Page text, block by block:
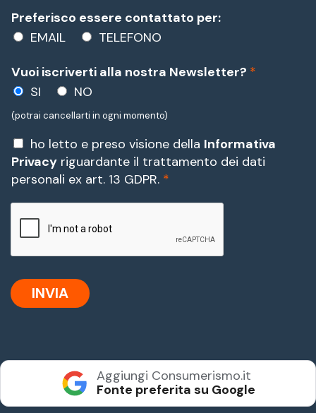
Preferisco essere contattato per:
EMAIL
TELEFONO
Vuoi iscriverti alla nostra Newsletter? *
SI
NO
(potrai cancellarti in ogni momento)
P
r
i
v
a
*
ho letto e preso visione della Informativa
Privacy riguardante il trattamento dei dati
personali ex art. 13 GDPR. *
INVIA
Aggiungi Consumerismo.it
Fonte preferita su Google